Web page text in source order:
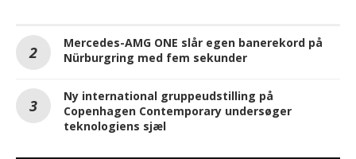
Mercedes-AMG ONE slår egen banerekord på
Nürburgring med fem sekunder
Ny international gruppeudstilling på
Copenhagen Contemporary undersøger
teknologiens sjæl